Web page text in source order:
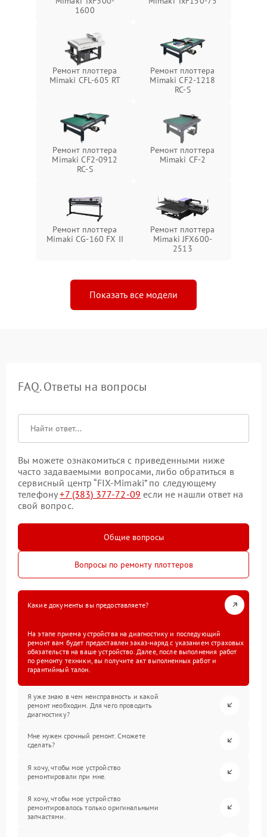
1600
Ремонт плоттера
Mimaki CFL-605 RT
Ремонт плоттера
Mimaki CF2-1218
RC-S
Ремонт плоттера
Mimaki CF2-0912
RC-S
Ремонт плоттера
Mimaki CF-2
Ремонт плоттера
Mimaki CG-160 FX II
Ремонт плоттера
Mimaki JFX600-
2513
Показать все модели
FAQ. Ответы на вопросы
Вы можете ознакомиться с приведенными ниже
часто задаваемыми вопросами, либо обратиться в
сервисный центр “FIX-Mimaki” по следующему
телефону+7 (383) 377-72-09 если не нашли ответ на
свой вопрос.
Общие вопросы
Вопросы по ремонту плоттеров
Какие документы вы предоставляете?
На этапе приема устройства на диагностику и последующий
ремонт вам будет предоставлен заказ-наряд с указанием страховых
обязательств на ваше устройство. Далее, после выполнения работ
по ремонту техники, вы получите акт выполненных работ и
гарантийный талон.
Я уже знаю в чем неисправность и какой
ремонт необходим. Для чего проводить
диагностику?
Мне нужен срочный ремонт. Сможете
сделать?
Я хочу, чтобы мое устройство
ремонтировали при мне.
Я хочу, чтобы мое устройство
ремонтировалось только оригинальными
запчастями.